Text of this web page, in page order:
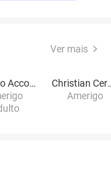
Ver mais
Stefano Accorsi
Amerigo